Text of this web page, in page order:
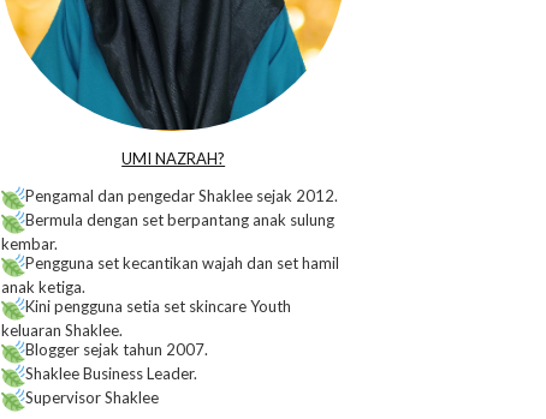
UMI NAZRAH?
Pengamal dan pengedar Shaklee sejak 2012.
Bermula dengan set berpantang anak sulung
kembar.
Pengguna set kecantikan wajah dan set hamil
anak ketiga.
Kini pengguna setia set skincare Youth
keluaran Shaklee.
Blogger sejak tahun 2007.
Shaklee Business Leader.
Supervisor Shaklee